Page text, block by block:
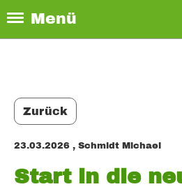
Menü
Zurück
23.03.2026 , Schmidt Michael
Start in die